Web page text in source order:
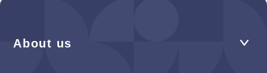
About us